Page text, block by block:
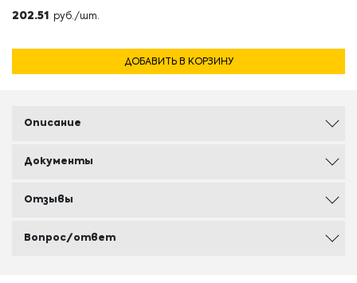
202.51 руб./шт.
ДОБАВИТЬ В КОРЗИНУ
Описание
Документы
Отзывы
Вопрос/ответ